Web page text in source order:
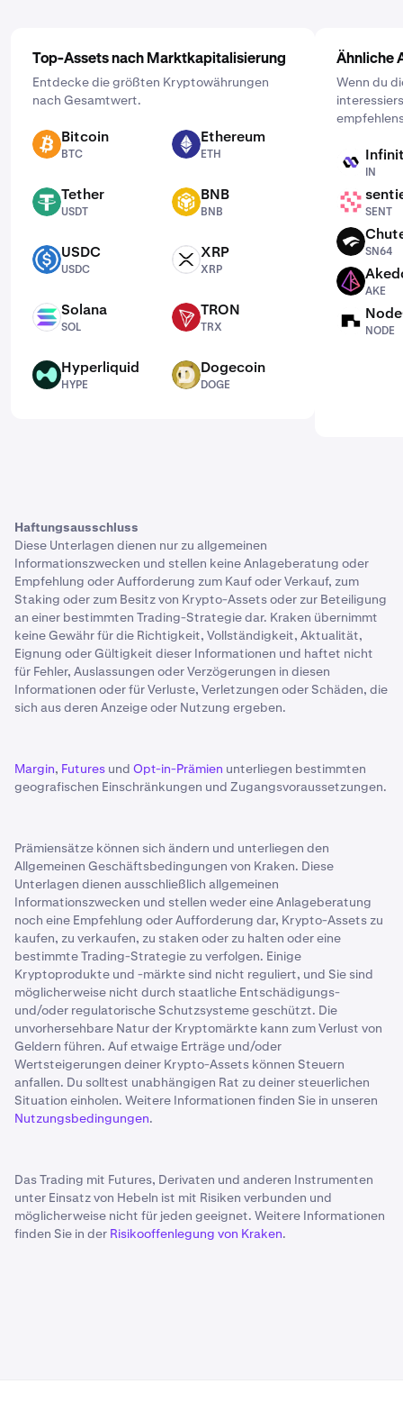
Top-Assets nach Marktkapitalisierung
Entdecke die größten Kryptowährungen
nach Gesamtwert.
BTC Bitcoin
BTC
ETH Ethereum
ETH
USDT Tether
USDT
BNB BNB
BNB
USDC USDC
USDC
XRP XRP
XRP
SOL Solana
SOL
TRX TRON
TRX
HYPE Hyperliquid
HYPE
DOGE Dogecoin
DOGE
Ähnliche
Wenn du
IN
IN
SENT
SENT
SN64
SN64
AKE
AKE
NODE
NODE
Haftungsausschluss
Diese Unterlagen dienen nur zu allgemeinen
Informationszwecken und stellen keine Anlageberatung oder
Empfehlung oder Aufforderung zum Kauf oder Verkauf, zum
Staking oder zum Besitz von Krypto-Assets oder zur Beteiligung
an einer bestimmten Trading-Strategie dar. Kraken übernimmt
keine Gewähr für die Richtigkeit, Vollständigkeit, Aktualität,
Eignung oder Gültigkeit dieser Informationen und haftet nicht
für Fehler, Auslassungen oder Verzögerungen in diesen
Informationen oder für Verluste, Verletzungen oder Schäden, die
sich aus deren Anzeige oder Nutzung ergeben.
Margin, Futures und Opt-in-Prämien unterliegen bestimmten
geografischen Einschränkungen und Zugangsvoraussetzungen.
Prämiensätze können sich ändern und unterliegen den
Allgemeinen Geschäftsbedingungen von Kraken. Diese
Unterlagen dienen ausschließlich allgemeinen
Informationszwecken und stellen weder eine Anlageberatung
noch eine Empfehlung oder Aufforderung dar, Krypto-Assets zu
kaufen, zu verkaufen, zu staken oder zu halten oder eine
bestimmte Trading-Strategie zu verfolgen. Einige
Kryptoprodukte und -märkte sind nicht reguliert, und Sie sind
möglicherweise nicht durch staatliche Entschädigungs-
und/oder regulatorische Schutzsysteme geschützt. Die
unvorhersehbare Natur der Kryptomärkte kann zum Verlust von
Geldern führen. Auf etwaige Erträge und/oder
Wertsteigerungen deiner Krypto-Assets können Steuern
anfallen. Du solltest unabhängigen Rat zu deiner steuerlichen
Situation einholen. Weitere Informationen finden Sie in unseren
Nutzungsbedingungen.
Das Trading mit Futures, Derivaten und anderen Instrumenten
unter Einsatz von Hebeln ist mit Risiken verbunden und
möglicherweise nicht für jeden geeignet. Weitere Informationen
finden Sie in der Risikooffenlegung von Kraken.